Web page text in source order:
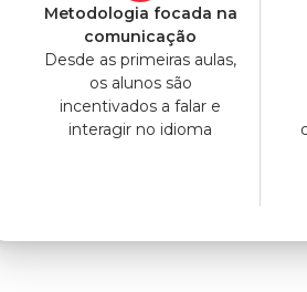
Metodologia focada na
comunicação
Desde as primeiras aulas,
os alunos são
incentivados a falar e
interagir no idioma